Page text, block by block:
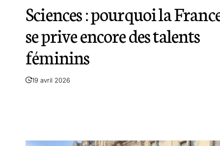
Sciences : pourquoi la
se prive encore des talents
féminins
19 avril 2026